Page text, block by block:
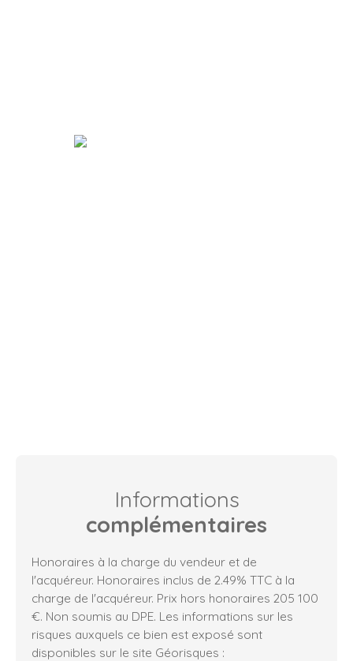
Informations
complémentaires
Honoraires à la charge du vendeur et de
l'acquéreur. Honoraires inclus de 2.49% TTC à la
charge de l'acquéreur. Prix hors honoraires 205 100
€. Non soumis au DPE. Les informations sur les
risques auxquels ce bien est exposé sont
disponibles sur le site Géorisques :